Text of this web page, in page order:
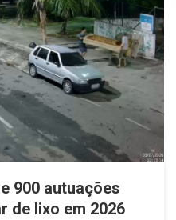
900 autuações
de lixo em 2026